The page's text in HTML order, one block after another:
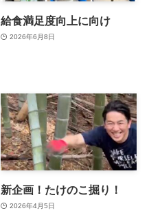
給食満足度向上に向け
2026年6月8日
新企画！たけのこ掘り！
2026年4月5日